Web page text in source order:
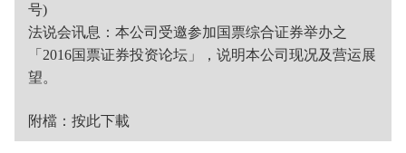
号)
法说会讯息：本公司受邀参加国票综合证券举办之
「2016国票证券投资论坛」，说明本公司现况及营运展
望。
附檔： 按此下載